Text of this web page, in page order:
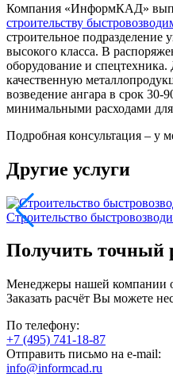
Компания «ИнформКАД»
строительству
строительное подразделение
высокого класса. В
оборудование и спецтехника.
качественную
возведение ангара в срок 30-
минимальными расходами для
Подробная консультация –
Другие услуги
Строительство
Получить точный
Менеджеры нашей компании
Заказать расчёт Вы можете
По телефону:
+7 (495) 741-18-87
Отправить письмо на e-mail:
info@informcad.ru